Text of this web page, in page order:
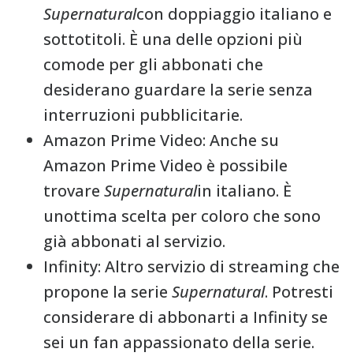
Supernaturalcon doppiaggio italiano e
sottotitoli. È una delle opzioni più
comode per gli abbonati che
desiderano guardare la serie senza
interruzioni pubblicitarie.
Amazon Prime Video: Anche su
Amazon Prime Video è possibile
trovare Supernaturalin italiano. È
unottima scelta per coloro che sono
già abbonati al servizio.
Infinity: Altro servizio di streaming che
propone la serie Supernatural. Potresti
considerare di abbonarti a Infinity se
sei un fan appassionato della serie.